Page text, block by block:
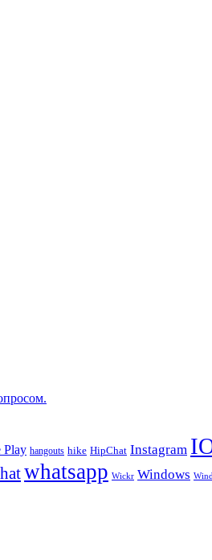
Play hangouts hike HipChat Instagram
whatsapp Wickr Windows